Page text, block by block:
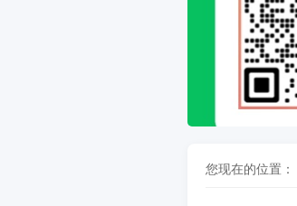
您现在的位置：